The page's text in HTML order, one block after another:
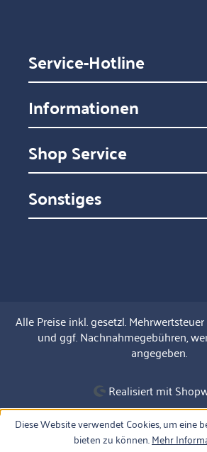
Service-Hotline
Informationen
Shop Service
Sonstiges
Alle Preise inkl. gesetzl. Mehrwertsteuer
und ggf. Nachnahmegebühren,
angegeben.
Realisiert mit
Diese Website verwendet Cookies, um eine
bieten zu können.Mehr